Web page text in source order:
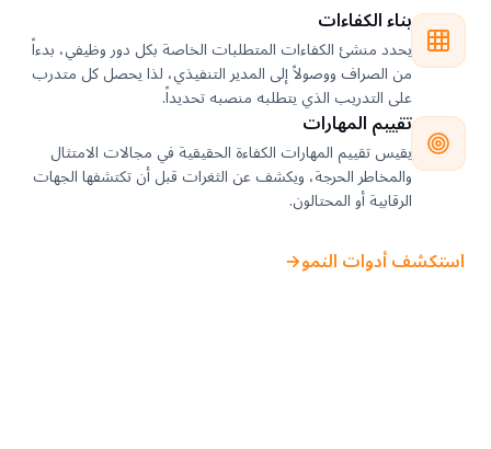
بناء الكفاءات
يحدد منشئ الكفاءات المتطلبات الخاصة بكل دور وظيفي، بدءاً
من الصراف ووصولاً إلى المدير التنفيذي، لذا يحصل كل متدرب
على التدريب الذي يتطلبه منصبه تحديداً.
تقييم المهارات
يقيس تقييم المهارات الكفاءة الحقيقية في مجالات الامتثال
والمخاطر الحرجة، ويكشف عن الثغرات قبل أن تكتشفها الجهات
الرقابية أو المحتالون.
استكشف أدوات النمو←